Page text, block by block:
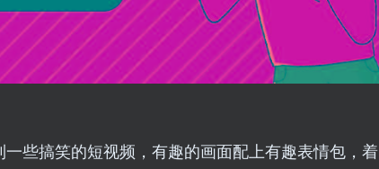
些搞笑的短视频，有趣的画面配上有趣表情包，着